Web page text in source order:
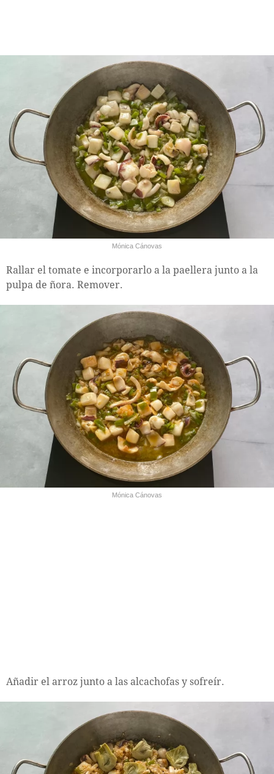
Mónica Cánovas
Rallar el tomate e incorporarlo a la paellera junto a la
pulpa de ñora. Remover.
Mónica Cánovas
Añadir el arroz junto a las alcachofas y sofreír.